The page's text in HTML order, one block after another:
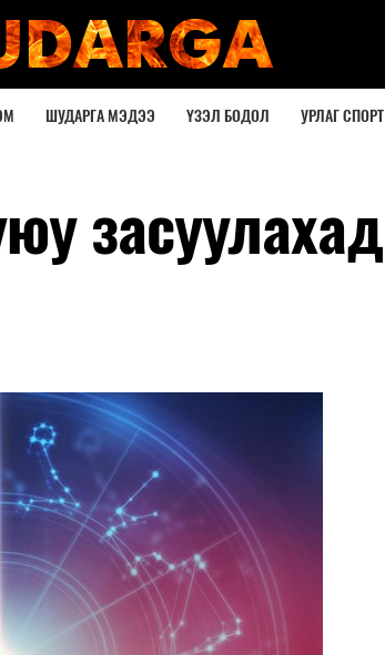
ШУДАРГА МЭДЭЭ ҮЗЭЛ БОДОЛ УРЛАГ СПОРТ
засуулахад